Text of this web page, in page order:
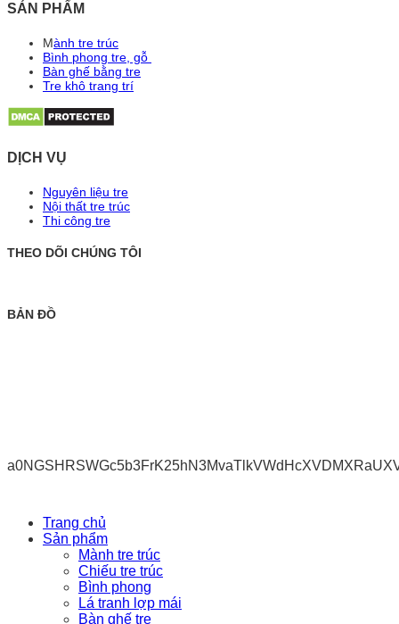
SẢN PHẨM
Mành tre trúc
Bình phong tre, gỗ
Bàn ghế bằng tre
Tre khô trang trí
DỊCH VỤ
Nguyên liệu tre
Nội thất tre trúc
Thi công tre
THEO DÕI CHÚNG TÔI
BẢN ĐỒ
Trang chủ
Sản phẩm
Mành tre trúc
Chiếu tre trúc
Bình phong
Lá tranh lợp mái
Bàn ghế tre